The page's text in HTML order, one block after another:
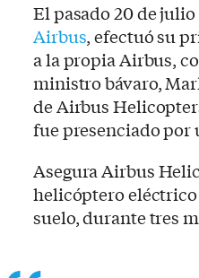
El pasado 20 de julio
Airbus, efectuó su
a la propia Airbus,
ministro bávaro,
de Airbus
fue presenciado por
Asegura Airbus
helicóptero eléctrico
suelo, durante tres